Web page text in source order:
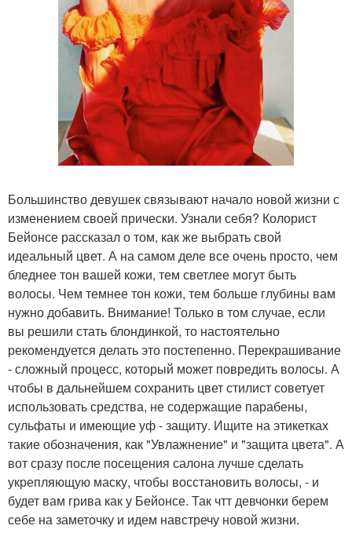
Большинство девушек связывают начало новой жизни с
изменением своей прически. Узнали себя? Колорист
Бейонсе рассказал о том, как же выбрать свой
идеальный цвет. А на самом деле все очень просто, чем
бледнее тон вашей кожи, тем светлее могут быть
волосы. Чем темнее тон кожи, тем больше глубины вам
нужно добавить. Внимание! Только в том случае, если
вы решили стать блондинкой, то настоятельно
рекомендуется делать это постепенно. Перекрашивание
- сложный процесс, который может повредить волосы. А
чтобы в дальнейшем сохранить цвет стилист советует
использовать средства, не содержащие парабены,
сульфаты и имеющие уф - защиту. Ищите на этикетках
такие обозначения, как "Увлажнение" и "защита цвета". А
вот сразу после посещения салона лучше сделать
укрепляющую маску, чтобы восстановить волосы, - и
будет вам грива как у Бейонсе. Так чтт девчонки берем
себе на заметочку и идем навстречу новой жизни.